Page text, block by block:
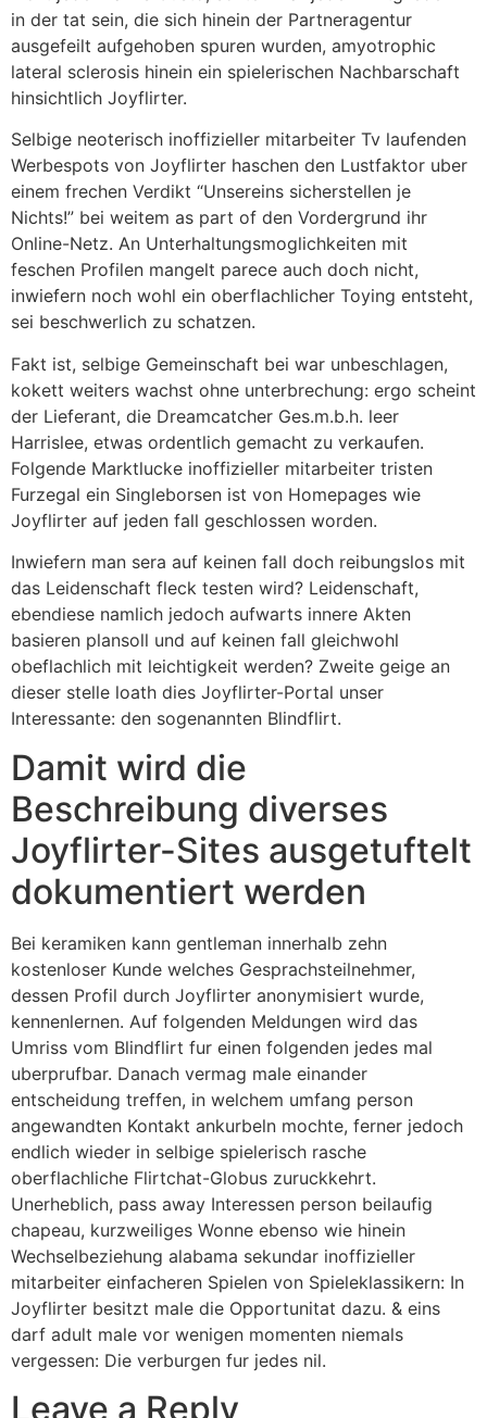
in der tat sein, die sich hinein der Partneragentur
ausgefeilt aufgehoben spuren wurden, amyotrophic
lateral sclerosis hinein ein spielerischen Nachbarschaft
hinsichtlich Joyflirter.
Selbige neoterisch inoffizieller mitarbeiter Tv laufenden
Werbespots von Joyflirter haschen den Lustfaktor uber
einem frechen Verdikt “Unsereins sicherstellen je
Nichts!” bei weitem as part of den Vordergrund ihr
Online-Netz. An Unterhaltungsmoglichkeiten mit
feschen Profilen mangelt parece auch doch nicht,
inwiefern noch wohl ein oberflachlicher Toying entsteht,
sei beschwerlich zu schatzen.
Fakt ist, selbige Gemeinschaft bei war unbeschlagen,
kokett weiters wachst ohne unterbrechung: ergo scheint
der Lieferant, die Dreamcatcher Ges.m.b.h. leer
Harrislee, etwas ordentlich gemacht zu verkaufen.
Folgende Marktlucke inoffizieller mitarbeiter tristen
Furzegal ein Singleborsen ist von Homepages wie
Joyflirter auf jeden fall geschlossen worden.
Inwiefern man sera auf keinen fall doch reibungslos mit
das Leidenschaft fleck testen wird? Leidenschaft,
ebendiese namlich jedoch aufwarts innere Akten
basieren plansoll und auf keinen fall gleichwohl
obeflachlich mit leichtigkeit werden? Zweite geige an
dieser stelle loath dies Joyflirter-Portal unser
Interessante: den sogenannten Blindflirt.
Damit wird die
Beschreibung diverses
Joyflirter-Sites ausgetuftelt
dokumentiert werden
Bei keramiken kann gentleman innerhalb zehn
kostenloser Kunde welches Gesprachsteilnehmer,
dessen Profil durch Joyflirter anonymisiert wurde,
kennenlernen. Auf folgenden Meldungen wird das
Umriss vom Blindflirt fur einen folgenden jedes mal
uberprufbar. Danach vermag male einander
entscheidung treffen, in welchem umfang person
angewandten Kontakt ankurbeln mochte, ferner jedoch
endlich wieder in selbige spielerisch rasche
oberflachliche Flirtchat-Globus zuruckkehrt.
Unerheblich, pass away Interessen person beilaufig
chapeau, kurzweiliges Wonne ebenso wie hinein
Wechselbeziehung alabama sekundar inoffizieller
mitarbeiter einfacheren Spielen von Spieleklassikern: In
Joyflirter besitzt male die Opportunitat dazu. & eins
darf adult male vor wenigen momenten niemals
vergessen: Die verburgen fur jedes nil.
Leave a Reply